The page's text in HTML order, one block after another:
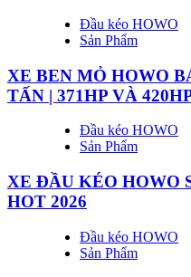
Đầu kéo HOWO
Sản Phẩm
XE BEN MỎ HOWO
TẤN | 371HP VÀ
Đầu kéo HOWO
Sản Phẩm
XE ĐẦU KÉO HOWO
HOT 2026
Đầu kéo HOWO
Sản Phẩm